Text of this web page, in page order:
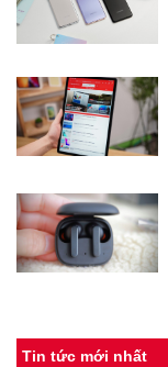
Tin tức mới nhất